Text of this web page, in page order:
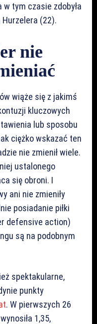
tym czasie zdobyła
(22).
nie
wiąże się z jakimś
kluczowych
lub sposobu
ciężko wskazać ten
nie zmienił wiele.
ustalonego
się obroni. I
ani nie zmieniły
posiadanie piłki
defensive action)
są na podobnym
spektakularne,
punkty
. W pierwszych 26
1,35,